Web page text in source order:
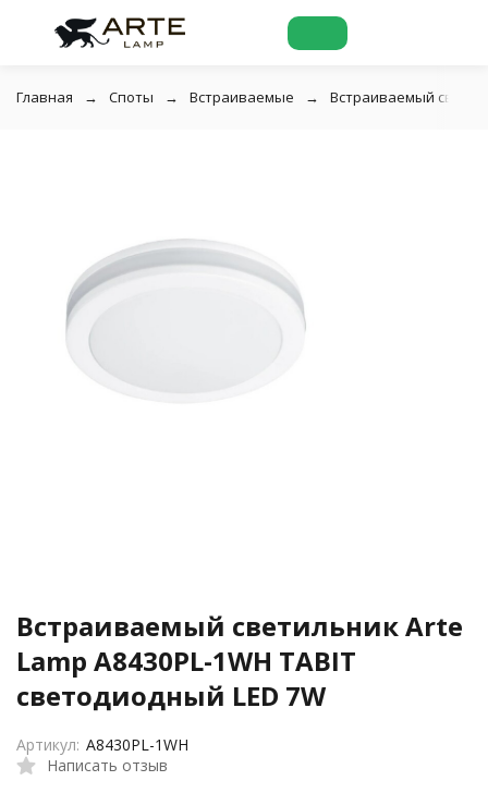
Главная Споты Встраиваемые Встраиваемый
Встраиваемый светильник Arte
Lamp A8430PL-1WH TABIT
светодиодный LED 7W
Написать отзыв
Артикул: A8430PL-1WH